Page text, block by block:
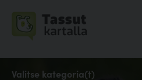
Valitse kategoria(t)